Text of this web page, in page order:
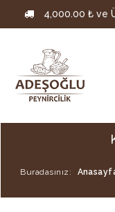
4,000.00 ₺ ve
Buradasınız: